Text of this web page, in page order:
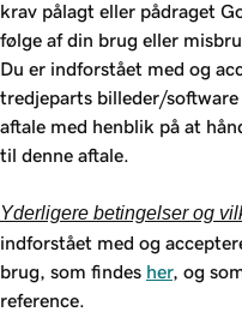
krav pålagt eller pådraget
følge af din brug eller
Du er indforstået med og
tredjeparts billeder/
aftale med henblik på at
til denne aftale.
Yderligere betingelser og
indforstået med og
brug, som findes her, og
reference.